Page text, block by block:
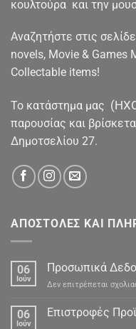
κουλτούρα και την
Αναζητήστε στις
novels, Movie & Games
Collectable items!
To κατάστημα μας
παρουσίας και
Δημοτσελίου 27.
ΑΠΟΣΤΟΛΕΣ ΚΑΙ
06
Ιούν
Προσωπικά
Δεν επιτρέπεται
06
Ιούν
Επιστροφές